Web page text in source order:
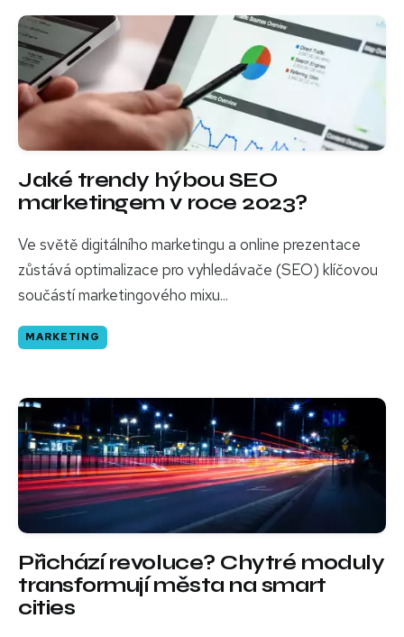
Jaké trendy hýbou SEO
marketingem v roce 2023?
Ve světě digitálního marketingu a online prezentace
zůstává optimalizace pro vyhledávače (SEO) klíčovou
součástí marketingového mixu...
MARKETING
Přichází revoluce? Chytré moduly
transformují města na smart
cities